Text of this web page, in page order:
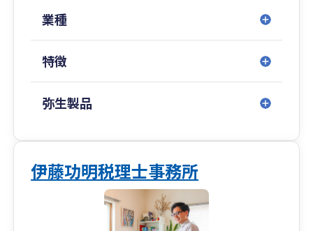
業種
特徴
弥生製品
伊藤功明税理士事務所